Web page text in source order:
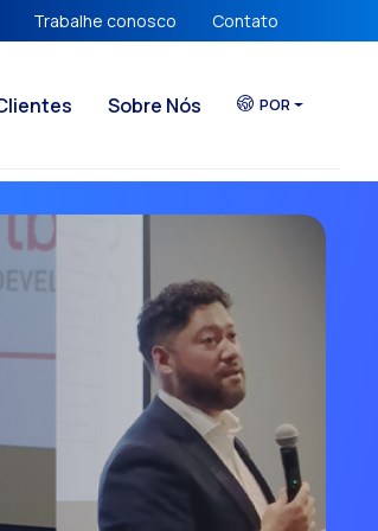
Trabalhe conosco Contato
Sobre Nós POR